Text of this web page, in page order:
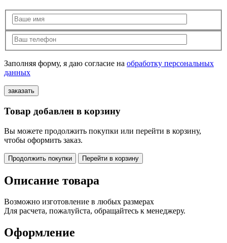
Заполняя форму, я даю согласие на обработку персональных
данных
Товар добавлен в корзину
Вы можете продолжить покупки или перейти в корзину,
чтобы оформить заказ.
Продолжить покупки Перейти в корзину
Описание товара
Возможно изготовление в любых размерах
Для расчета, пожалуйста, обращайтесь к менеджеру.
Оформление